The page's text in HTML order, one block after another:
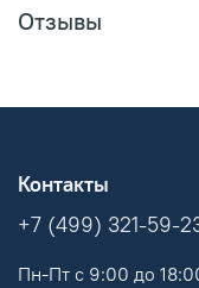
Отзывы
Контакты
+7 (499) 321-59-
Пн-Пт с 9:00 до